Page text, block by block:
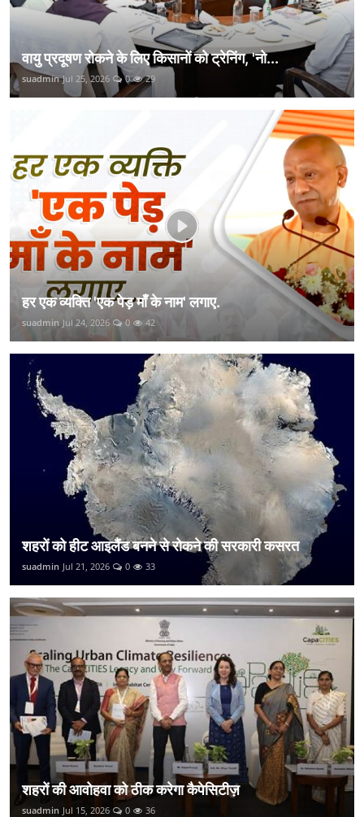
वायु प्रदूषण रोकने के लिए किसानों को ट्रेनिंग, 'नो...
suadmin Jul 25, 2026 0 29
हर एक व्यक्ति 'एक पेड़ माँ के नाम' लगाए.
suadmin Jul 24, 2026 0 42
शहरों को हीट आइलैंड बनने से रोकने की सरकारी कसरत
suadmin Jul 21, 2026 0 33
शहरों की आवोहवा को ठीक करेगा कैपेसिटीज़
suadmin Jul 15, 2026 0 36